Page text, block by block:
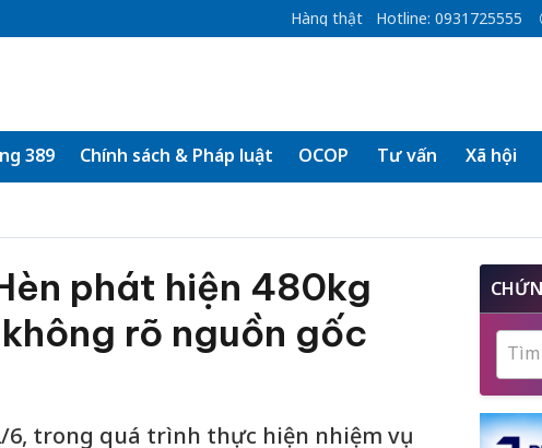
Hàng thật Hotline: 0931725555
389 Chính sách & Pháp luật OCOP Tư vấn Xã hội
phát hiện 480kg
rõ nguồn gốc
trong quá trình thực hiện nhiệm vụ